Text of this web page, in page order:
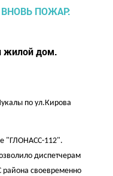
жилой дом.
по ул.Кирова
"ГЛОНАСС-112".
диспетчерам
района своевременно